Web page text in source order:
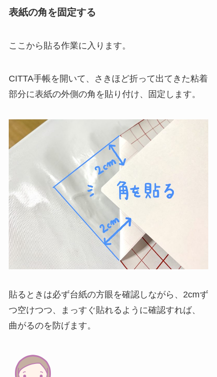
表紙の角を固定する
ここから貼る作業に入ります。
CITTA手帳を開いて、さきほど折って出てきた粘着
部分に表紙の外側の角を貼り付け、固定します。
貼るときは必ず台紙の方眼を確認しながら、2cmず
つ空けつつ、まっすぐ貼れるように確認すれば、
曲がるのを防げます。